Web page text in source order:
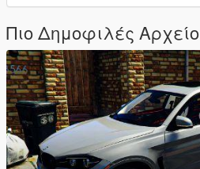
Πιο Δημοφιλές Αρχείο